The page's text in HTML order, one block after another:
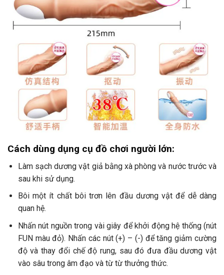
Cách dùng dụng cụ đồ chơi người lớn:
Làm sạch dương vật giả bằng xà phòng và nước trước và
sau khi sử dụng.
Bôi một ít chất bôi trơn lên đầu dương vật để dễ dàng
quan hệ.
Nhấn nút nguồn trong vài giây để khởi động hệ thống (nút
FUN màu đỏ). Nhấn các nút (+) – (-) để tăng giảm cường
độ và thay đổi chế độ rung, sau đó đưa đầu dương vật
vào sâu trong âm đạo và từ từ thưởng thức.